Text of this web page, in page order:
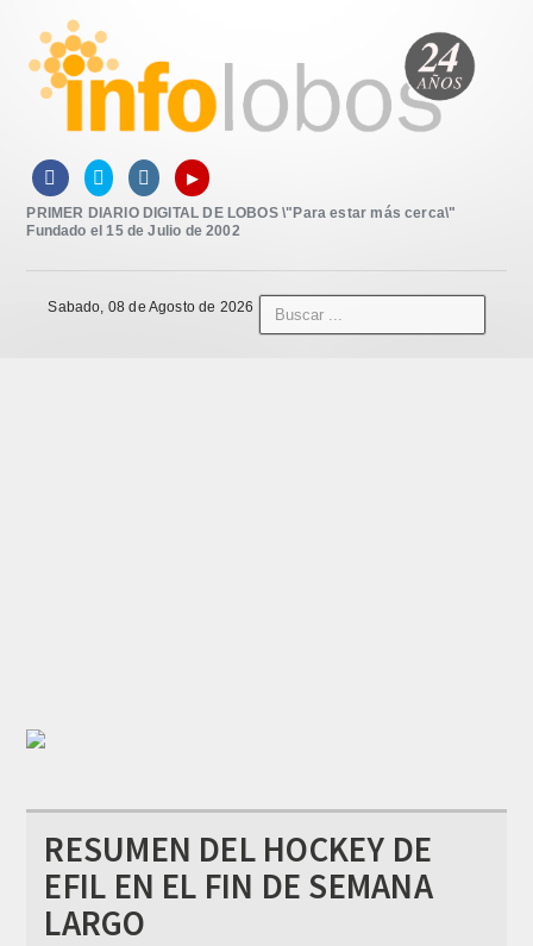
   ▸
PRIMER DIARIO DIGITAL DE LOBOS \"Para estar más cerca\"
Fundado el 15 de Julio de 2002
Sabado, 08 de Agosto de 2026
RESUMEN DEL HOCKEY DE
EFIL EN EL FIN DE SEMANA
LARGO